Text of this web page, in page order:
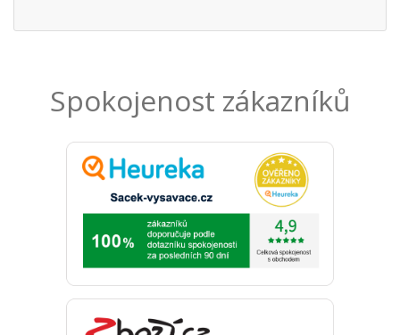
Spokojenost zákazníků